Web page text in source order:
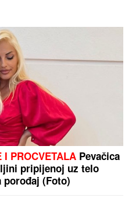
I PROCVETALA Pevačica
pripijenoj uz telo
porođaj (Foto)